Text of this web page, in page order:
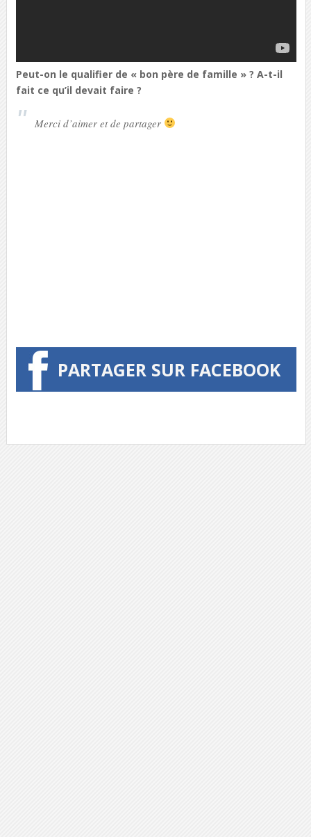
Peut-on le qualifier de « bon père de famille » ? A-t-il
fait ce qu’il devait faire ?
Merci d’aimer et de partager
PARTAGER SUR FACEBOOK